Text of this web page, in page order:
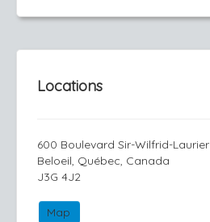
Locations
600 Boulevard Sir-Wilfrid-Laurier
Beloeil, Québec, Canada
J3G 4J2
Map